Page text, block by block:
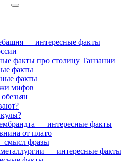
— интересные факты
факты про столицу Танзании
факты
факты
мифов
— интересные факты
от плато
смысл фразы
— интересные факты